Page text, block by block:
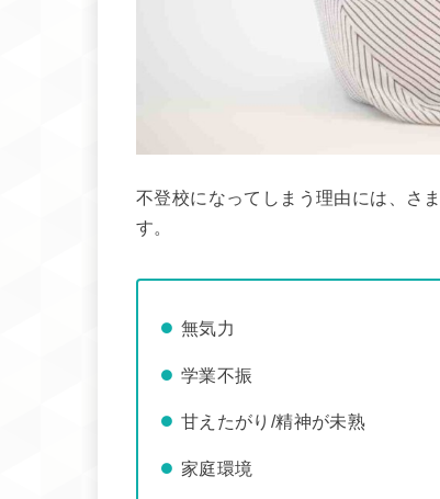
不登校になってしまう理由には、さ
す。
無気力
学業不振
甘えたがり/精神が未熟
家庭環境